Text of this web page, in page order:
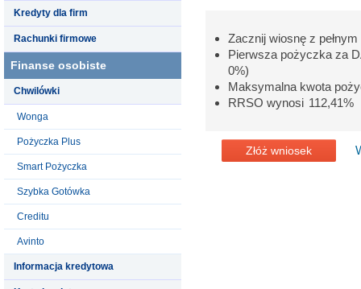
Kredyty dla firm
Rachunki firmowe
Finanse osobiste
Chwilówki
Wonga
Pożyczka Plus
Smart Pożyczka
Szybka Gotówka
Creditu
Avinto
Informacja kredytowa
Zacznij wiosnę z
Pierwsza pożyczka za
0%)
Maksymalna kwota
RRSO wynosi 112,41%
Złóż wniosek